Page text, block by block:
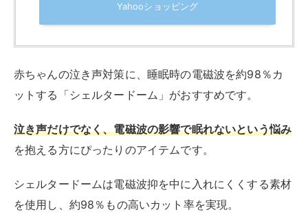
Yahooショッピング
赤ちゃんの泣き声対策に、睡眠時の電磁波を約98％カ
ットする「シェルタードーム」がおすすめです。
泣き声だけでなく、電磁波の影響で眠れないという悩み
を抱える方にぴったりのアイテムです。
シェルタードームは電磁波抑を中に入れにくくする素材
を使用し、約98％もの高いカット率を実現。